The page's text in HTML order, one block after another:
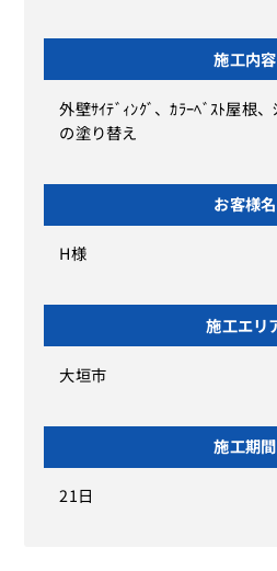
施工内容
外壁ｻｲﾃﾞｨﾝｸﾞ、ｶﾗｰﾍﾞｽﾄ屋根
の塗り替え
お客様名
H様
施工エリ
大垣市
施工期間
21日